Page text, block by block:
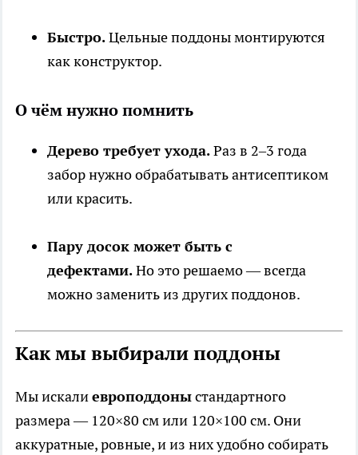
Быстро.Цельные поддоны монтируются
как конструктор.
О чём нужно помнить
Дерево требует ухода.Раз в 2–3 года
забор нужно обрабатывать антисептиком
или красить.
Пару досок может быть с
дефектами.Но это решаемо — всегда
можно заменить из других поддонов.
Как мы выбирали поддоны
Мы искалиевроподдоныстандартного
размера — 120×80 см или 120×100 см. Они
аккуратные, ровные, и из них удобно собирать